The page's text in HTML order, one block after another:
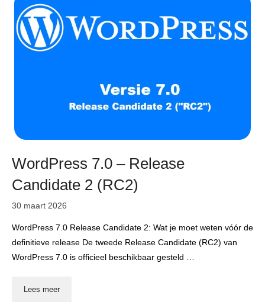
WordPress 7.0 – Release
Candidate 2 (RC2)
30 maart 2026
WordPress 7.0 Release Candidate 2: Wat je moet weten vóór de
definitieve release De tweede Release Candidate (RC2) van
WordPress 7.0 is officieel beschikbaar gesteld …
Lees meer